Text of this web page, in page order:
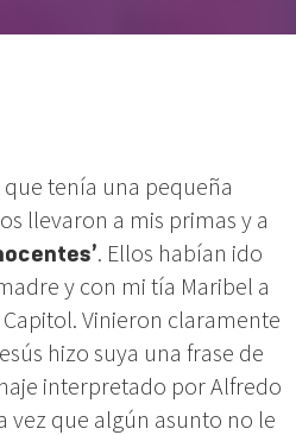
tenía una pequeña
llevaron a mis primas y a
. Ellos habían ido
y con mi tía Maribel a
Vinieron claramente
hizo suya una frase de
interpretado por Alfredo
vez que algún asunto no le